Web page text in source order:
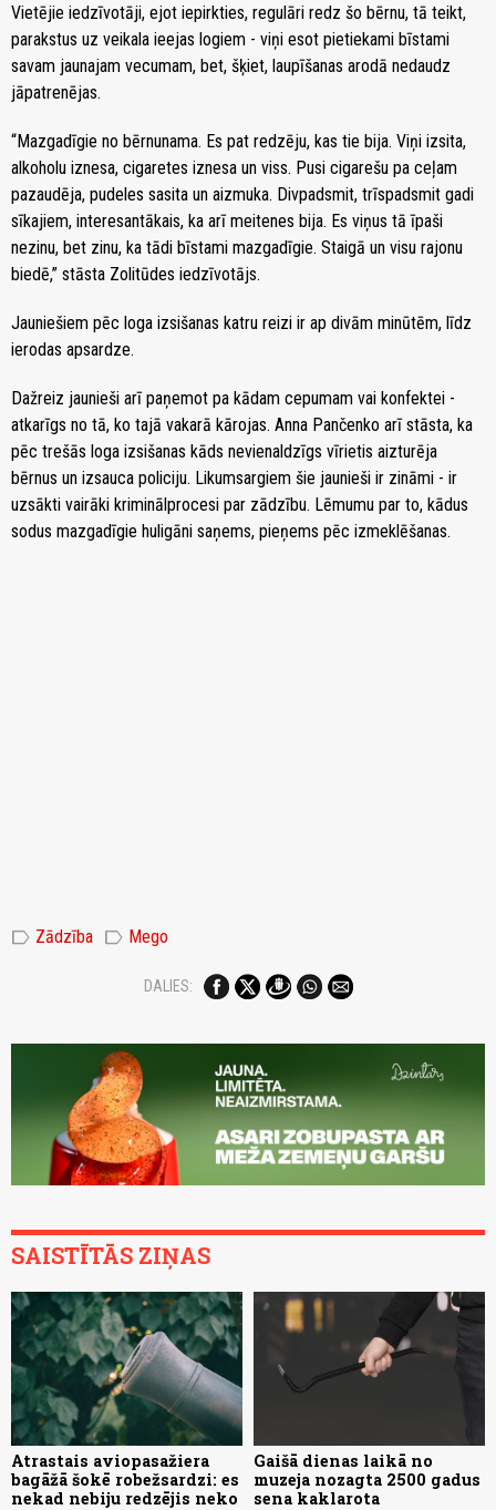
Vietējie iedzīvotāji, ejot iepirkties, regulāri redz šo bērnu, tā teikt,
parakstus uz veikala ieejas logiem - viņi esot pietiekami bīstami
savam jaunajam vecumam, bet, šķiet, laupīšanas arodā nedaudz
jāpatrenējas.
“Mazgadīgie no bērnunama. Es pat redzēju, kas tie bija. Viņi izsita,
alkoholu iznesa, cigaretes iznesa un viss. Pusi cigarešu pa ceļam
pazaudēja, pudeles sasita un aizmuka. Divpadsmit, trīspadsmit gadi
sīkajiem, interesantākais, ka arī meitenes bija. Es viņus tā īpaši
nezinu, bet zinu, ka tādi bīstami mazgadīgie. Staigā un visu rajonu
biedē,” stāsta Zolitūdes iedzīvotājs.
Jauniešiem pēc loga izsišanas katru reizi ir ap divām minūtēm, līdz
ierodas apsardze.
Dažreiz jaunieši arī paņemot pa kādam cepumam vai konfektei -
atkarīgs no tā, ko tajā vakarā kārojas. Anna Pančenko arī stāsta, ka
pēc trešās loga izsišanas kāds nevienaldzīgs vīrietis aizturēja
bērnus un izsauca policiju. Likumsargiem šie jaunieši ir zināmi - ir
uzsākti vairāki kriminālprocesi par zādzību. Lēmumu par to, kādus
sodus mazgadīgie huligāni saņems, pieņems pēc izmeklēšanas.
label Zādzība label Mego
DALIES:
SAISTĪTĀS ZIŅAS
Atrastais aviopasažiera
bagāžā šokē robežsardzi: es
nekad nebiju redzējis neko
Gaišā dienas laikā no
muzeja nozagta 2500 gadus
sena kaklarota